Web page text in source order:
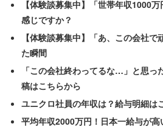
【体験談募集中】「世帯年収1000
感じですか？
【体験談募集中】「あ、この会社
た瞬間
「この会社終わってるな…」と思
稿はこちらから
ユニクロ社員の年収は？給与明細は
平均年収2000万円！日本一給与が